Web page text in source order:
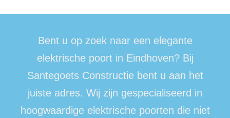
Elektrische
poort
Eindhoven
Bent u op zoek naar een elegante
elektrische poort in Eindhoven? Bij
Santegoets Constructie bent u aan het
juiste adres. Wij zijn gespecialiseerd in
hoogwaardige elektrische poorten die niet